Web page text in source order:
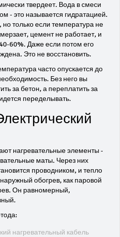
твердеет. Вода в смеси
- это называется гидратацией.
только если температура не
цемент не работает, и
60%. Даже если потом его
Это не восстановить.
часто опускается до
Без него вы
за бетон, а переплатить за
переделывать.
нагревательные элементы -
маты. Через них
проводником, и тепло
обогрев, как паровой
Он равномерный,
нагревательный кабель